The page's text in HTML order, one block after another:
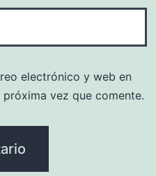
electrónico y web en
vez que comente.